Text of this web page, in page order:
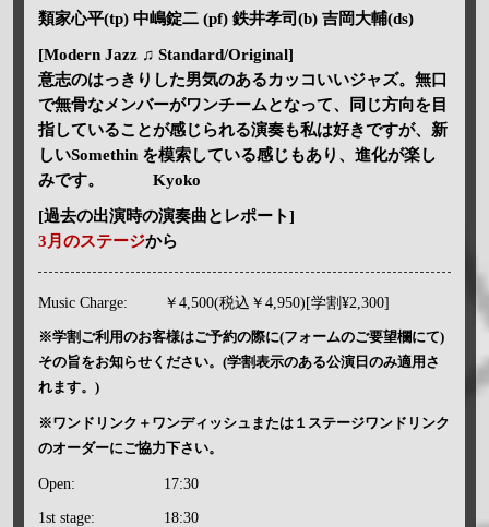
類家心平(tp) 中嶋錠二 (pf) 鉄井孝司(b) 吉岡大輔(ds)
[Modern Jazz ♫ Standard/Original]
意志のはっきりした男気のあるカッコいいジャズ。無口
で無骨なメンバーがワンチームとなって、同じ方向を目
指していることが感じられる演奏も私は好きですが、新
しいSomethin を模索している感じもあり、進化が楽し
みです。 Kyoko
[過去の出演時の演奏曲とレポート]
3月のステージから
Music Charge: ￥4,500(税込￥4,950)[学割¥2,300]
※学割ご利用のお客様はご予約の際に(フォームのご要望欄にて)
その旨をお知らせください。(学割表示のある公演日のみ適用さ
れます。)
※ワンドリンク＋ワンディッシュまたは１ステージワンドリンク
のオーダーにご協力下さい。
Open: 17:30
1st stage: 18:30